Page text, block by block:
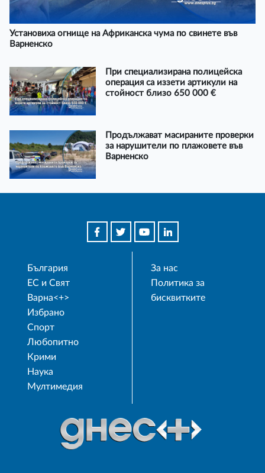
Установиха огнище на Африканска чума по свинете във
Варненско
При специализирана полицейска
операция са иззети артикули на
стойност близо 650 000 €
Продължават масираните проверки
за нарушители по плажовете във
Варненско
България
ЕС и Свят
Варна<+>
Избрано
Спорт
Любопитно
Крими
Наука
Мултимедия
За нас
Политика за
бисквитките